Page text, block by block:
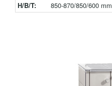
H/B/T:
850-870/850/600 mm